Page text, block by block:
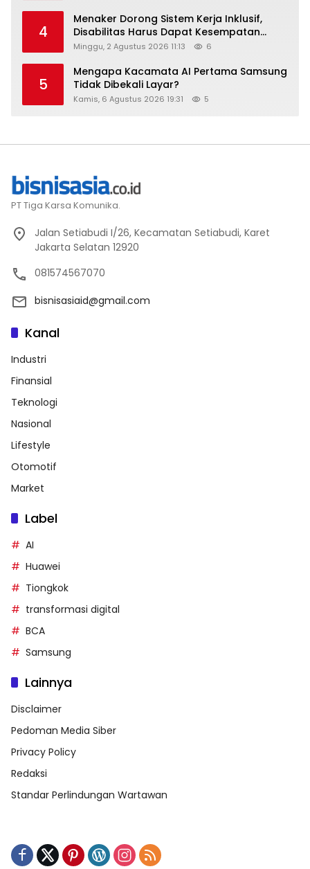
4
Menaker Dorong Sistem Kerja Inklusif,
Disabilitas Harus Dapat Kesempatan
Setara
Minggu, 2 Agustus 2026 11:13 6
5
Mengapa Kacamata AI Pertama Samsung
Tidak Dibekali Layar?
Kamis, 6 Agustus 2026 19:31 5
PT Tiga Karsa Komunika.
Jalan Setiabudi I/26, Kecamatan Setiabudi, Karet
Jakarta Selatan 12920
081574567070
bisnisasiaid@gmail.com
Kanal
Industri
Finansial
Teknologi
Nasional
Lifestyle
Otomotif
Market
Label
AI
Huawei
Tiongkok
transformasi digital
BCA
Samsung
Lainnya
Disclaimer
Pedoman Media Siber
Privacy Policy
Redaksi
Standar Perlindungan Wartawan